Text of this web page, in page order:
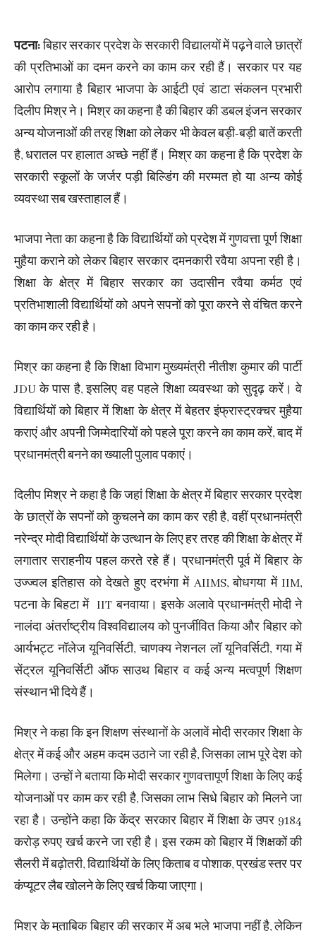
पटना:बिहार सरकार प्रदेश के सरकारी विद्यालयों में पढ़ने वाले छात्रों
की प्रतिभाओं का दमन करने का काम कर रही हैं। सरकार पर यह
आरोप लगाया है बिहार भाजपा के आईटी एवं डाटा संकलन प्रभारी
दिलीप मिश्र ने। मिश्र का कहना है की बिहार की डबल इंजन सरकार
अन्य योजनाओं की तरह शिक्षा को लेकर भी केवल बड़ी-बड़ी बातें करती
है, धरातल पर हालात अच्छे नहीं हैं। मिश्र का कहना है कि प्रदेश के
सरकारी स्कूलों के जर्जर पड़ी बिल्डिंग की मरम्मत हो या अन्य कोई
व्यवस्था सब खस्ताहाल हैं।
भाजपा नेता का कहना है कि विद्यार्थियों को प्रदेश में गुणवत्ता पूर्ण शिक्षा
मुहैया कराने को लेकर बिहार सरकार दमनकारी रवैया अपना रही है।
शिक्षा के क्षेत्र में बिहार सरकार का उदासीन रवैया कर्मठ एवं
प्रतिभाशाली विद्यार्थियों को अपने सपनों को पूरा करने से वंचित करने
का काम कर रही है।
मिश्र का कहना है कि शिक्षा विभाग मुख्यमंत्री नीतीश कुमार की पार्टी
JDU के पास है, इसलिए वह पहले शिक्षा व्यवस्था को सुदृढ़ करें। वे
विद्यार्थियों को बिहार में शिक्षा के क्षेत्र में बेहतर इंफ्रास्ट्रक्चर मुहैया
कराएं और अपनी जिम्मेदारियों को पहले पूरा करने का काम करें, बाद में
प्रधानमंत्री बनने का ख्याली पुलाव पकाएं।
दिलीप मिश्र ने कहा है कि जहां शिक्षा के क्षेत्र में बिहार सरकार प्रदेश
के छात्रों के सपनों को कुचलने का काम कर रही है, वहीं प्रधानमंत्री
नरेन्द्र मोदी विद्यार्थियों के उत्थान के लिए हर तरह की शिक्षा के क्षेत्र में
लगातार सराहनीय पहल करते रहे हैं। प्रधानमंत्री पूर्व में बिहार के
उज्ज्वल इतिहास को देखते हुए दरभंगा में AIIMS, बोधगया में IIM,
पटना के बिहटा में IIT बनवाया। इसके अलावे प्रधानमंत्री मोदी ने
नालंदा अंतर्राष्ट्रीय विश्वविद्यालय को पुनर्जीवित किया और बिहार को
आर्यभट्ट नॉलेज यूनिवर्सिटी, चाणक्य नेशनल लॉ यूनिवर्सिटी, गया में
सेंट्रल यूनिवर्सिटी ऑफ साउथ बिहार व कई अन्य मत्वपूर्ण शिक्षण
संस्थान भी दिये हैं।
मिश्र ने कहा कि इन शिक्षण संस्थानों के अलावें मोदी सरकार शिक्षा के
क्षेत्र में कई और अहम कदम उठाने जा रही है, जिसका लाभ पूरे देश को
मिलेगा। उन्हों ने बताया कि मोदी सरकार गुणवत्तापूर्ण शिक्षा के लिए कई
योजनाओं पर काम कर रही है, जिसका लाभ सिधे बिहार को मिलने जा
रहा है। उन्होंने कहा कि केंद्र सरकार बिहार में शिक्षा के उपर 9184
करोड़ रुपए खर्च करने जा रही है। इस रकम को बिहार में शिक्षकों की
सैलरी में बढ़ोतरी, विद्यार्थियों के लिए किताब व पोशाक, प्रखंड स्तर पर
कंप्यूटर लैब खोलने के लिए खर्च किया जाएगा।
मिश्र के मुताबिक बिहार की सरकार में अब भले भाजपा नहीं है, लेकिन